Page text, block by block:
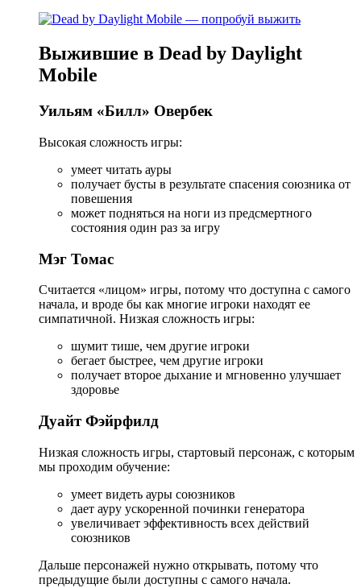
Выжившие в Dead by Daylight
Mobile
Уильям «Билл» Овербек
Высокая сложность игры:
умеет читать ауры
получает бусты в результате спасения союзника от
повешения
может подняться на ноги из предсмертного
состояния один раз за игру
Мэг Томас
Считается «лицом» игры, потому что доступна с самого
начала, и вроде бы как многие игроки находят ее
симпатичной. Низкая сложность игры:
шумит тише, чем другие игроки
бегает быстрее, чем другие игроки
получает второе дыхание и мгновенно улучшает
здоровье
Дуайт Фэйрфилд
Низкая сложность игры, стартовый персонаж, с которым
мы проходим обучение:
умеет видеть ауры союзников
дает ауру ускоренной починки генератора
увеличивает эффективность всех действий
союзников
Дальше персонажей нужно открывать, потому что
предыдущие были доступны с самого начала.